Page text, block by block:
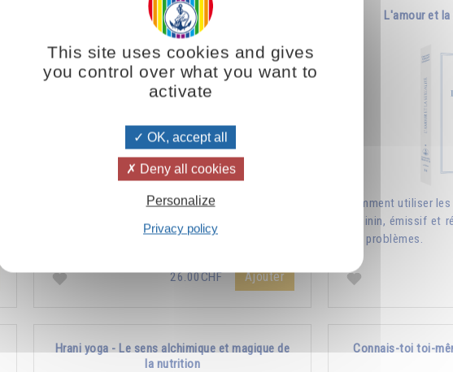
La nouvelle Terre - Méthodes, exercices,
formules, prières
Une philosophie nouvelle (un « nouveau ciel »)
donnera naissance à une « nouvelle terre »,
c’est-à-dire à une nouvelle façon de vivre.
26.00CHF Ajouter
L'amour et
Comment utiliser
féminin, émissif et
des problèmes.
Hrani yoga - Le sens alchimique et magique de
la nutrition
Connais-toi toi-
This site uses cookies and gives
you control over what you want to
activate
OK, accept all
Deny all cookies
Personalize
Privacy policy